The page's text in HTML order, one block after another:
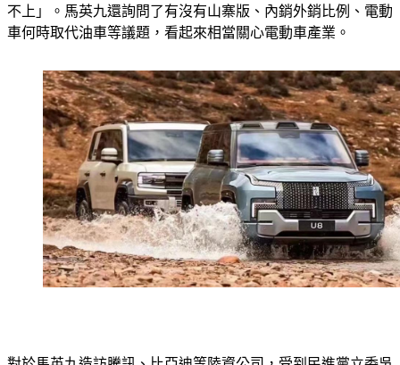
車何時取代油車等議題，看起來相當關心電動車產業。